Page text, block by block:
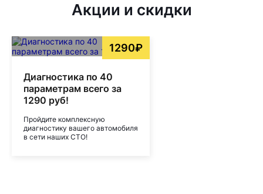
Акции и скидки
1290₽
Диагностика по 40
параметрам всего за
1290 руб!
Пройдите комплексную
диагностику вашего автомобиля
в сети наших СТО!